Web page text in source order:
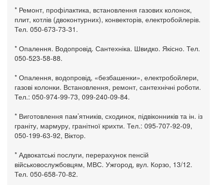
* Ремонт, профілактика, встановлення газових колонок,
плит, котлів (двоконтурних), конвекторів, електробойлерів.
Тел. 050-673-73-31.
* Опалення. Водопровід. Сантехніка. Швидко. Якісно. Тел.
050-523-58-88.
* Опалення, водопровід, «безбашенки», електробойлери,
газові колонки. Встановлення, ремонт, сантехнічні роботи.
Тел.: 050-974-99-73, 099-240-09-84.
* Виготовлення пам’ятників, сходинок, підвіконників та ін. із
граніту, мармуру, гранітної крихти. Тел.: 095-707-92-09,
050-199-63-92, Віктор.
* Адвокатські послуги, перерахунок пенсій
військовослужбовцям, МВС. Ужгород, вул. Корзо, 13/12.
Тел. 050-658-70-82.